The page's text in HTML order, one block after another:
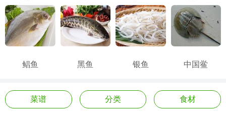
鲳鱼 黑鱼 银鱼 中国鲎
菜谱 分类 食材